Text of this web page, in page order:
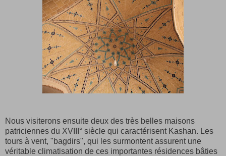
Nous visiterons ensuite deux des très belles maisons
patriciennes du XVIII° siècle qui caractérisent Kashan. Les
tours à vent, "bagdirs", qui les surmontent assurent une
véritable climatisation de ces importantes résidences bâties